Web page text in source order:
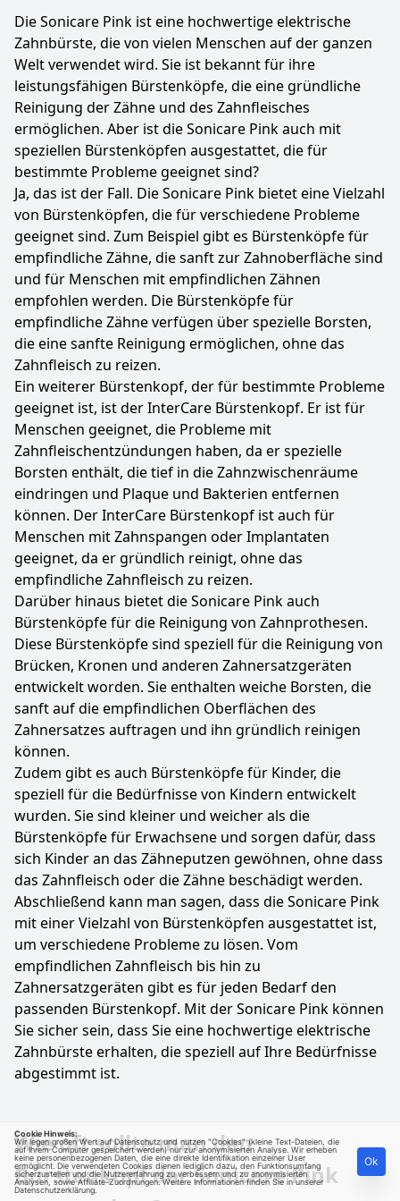
Die Sonicare Pink ist eine hochwertige elektrische
Zahnbürste, die von vielen Menschen auf der ganzen
Welt verwendet wird. Sie ist bekannt für ihre
leistungsfähigen Bürstenköpfe, die eine gründliche
Reinigung der Zähne und des Zahnfleisches
ermöglichen. Aber ist die Sonicare Pink auch mit
speziellen Bürstenköpfen ausgestattet, die für
bestimmte Probleme geeignet sind?
Ja, das ist der Fall. Die Sonicare Pink bietet eine Vielzahl
von Bürstenköpfen, die für verschiedene Probleme
geeignet sind. Zum Beispiel gibt es Bürstenköpfe für
empfindliche Zähne, die sanft zur Zahnoberfläche sind
und für Menschen mit empfindlichen Zähnen
empfohlen werden. Die Bürstenköpfe für
empfindliche Zähne verfügen über spezielle Borsten,
die eine sanfte Reinigung ermöglichen, ohne das
Zahnfleisch zu reizen.
Ein weiterer Bürstenkopf, der für bestimmte Probleme
geeignet ist, ist der InterCare Bürstenkopf. Er ist für
Menschen geeignet, die Probleme mit
Zahnfleischentzündungen haben, da er spezielle
Borsten enthält, die tief in die Zahnzwischenräume
eindringen und Plaque und Bakterien entfernen
können. Der InterCare Bürstenkopf ist auch für
Menschen mit Zahnspangen oder Implantaten
geeignet, da er gründlich reinigt, ohne das
empfindliche Zahnfleisch zu reizen.
Darüber hinaus bietet die Sonicare Pink auch
Bürstenköpfe für die Reinigung von Zahnprothesen.
Diese Bürstenköpfe sind speziell für die Reinigung von
Brücken, Kronen und anderen Zahnersatzgeräten
entwickelt worden. Sie enthalten weiche Borsten, die
sanft auf die empfindlichen Oberflächen des
Zahnersatzes auftragen und ihn gründlich reinigen
können.
Zudem gibt es auch Bürstenköpfe für Kinder, die
speziell für die Bedürfnisse von Kindern entwickelt
wurden. Sie sind kleiner und weicher als die
Bürstenköpfe für Erwachsene und sorgen dafür, dass
sich Kinder an das Zähneputzen gewöhnen, ohne dass
das Zahnfleisch oder die Zähne beschädigt werden.
Abschließend kann man sagen, dass die Sonicare Pink
mit einer Vielzahl von Bürstenköpfen ausgestattet ist,
um verschiedene Probleme zu lösen. Vom
empfindlichen Zahnfleisch bis hin zu
Zahnersatzgeräten gibt es für jeden Bedarf den
passenden Bürstenkopf. Mit der Sonicare Pink können
Sie sicher sein, dass Sie eine hochwertige elektrische
Zahnbürste erhalten, die speziell auf Ihre Bedürfnisse
abgestimmt ist.
Wie oft sollte man den
Bürstenkopf der Sonicare Pink
Cookie Hinweis:
Wir legen großen Wert auf Datenschutz und nutzen "Cookies" (kleine Text-Dateien, die
auf Ihrem Computer gespeichert werden) nur zur anonymisierten Analyse. Wir erheben
keine personenbezogenen Daten, die eine direkte Identifikation einzelner User
ermöglicht. Die verwendeten Cookies dienen lediglich dazu, den Funktionsumfang
sicherzustellen und die Nutzererfahrung zu verbessern und zu anonymisierten
Analysen, sowie Affiliate-Zuordnungen. Weitere Informationen finden Sie in unserer
Datenschutzerklärung
Ok